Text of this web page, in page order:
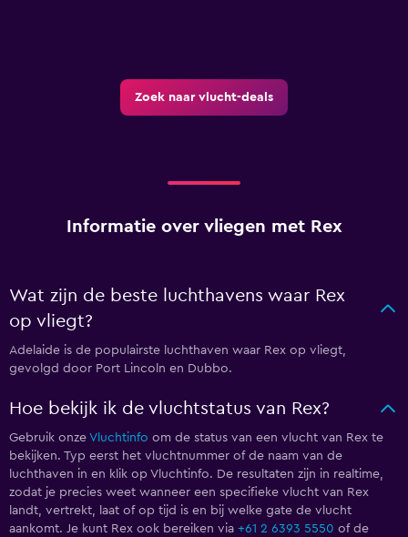
Zoek naar vlucht-deals
Informatie over vliegen met Rex
Wat zijn de beste luchthavens waar Rex
op vliegt?
Adelaide is de populairste luchthaven waar Rex op vliegt,
gevolgd door Port Lincoln en Dubbo.
Hoe bekijk ik de vluchtstatus van Rex?
Gebruik onze Vluchtinfo om de status van een vlucht van Rex te
bekijken. Typ eerst het vluchtnummer of de naam van de
luchthaven in en klik op Vluchtinfo. De resultaten zijn in realtime,
zodat je precies weet wanneer een specifieke vlucht van Rex
landt, vertrekt, laat of op tijd is en bij welke gate de vlucht
aankomt. Je kunt Rex ook bereiken via +61 2 6393 5550 of de